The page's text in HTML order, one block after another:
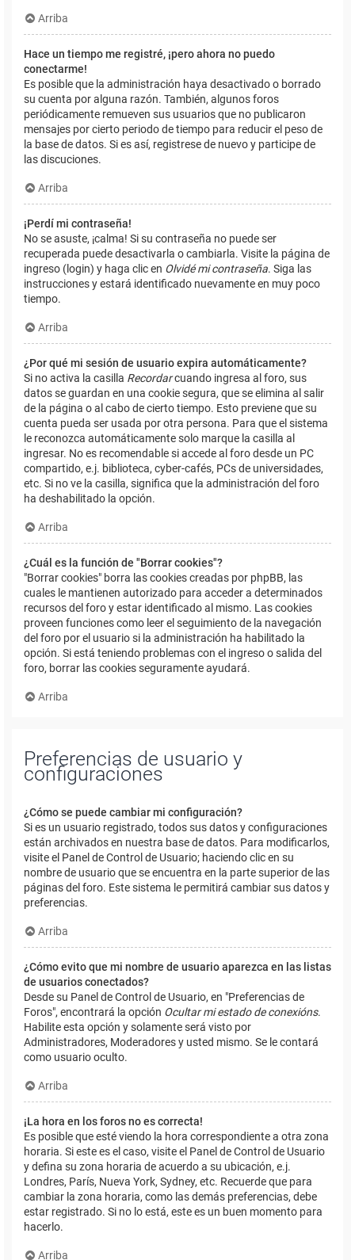
Arriba
Hace un tiempo me registré, ¡pero ahora no puedo
conectarme!
Es posible que la administración haya desactivado o borrado
su cuenta por alguna razón. También, algunos foros
periódicamente remueven sus usuarios que no publicaron
mensajes por cierto periodo de tiempo para reducir el peso de
la base de datos. Si es así, registrese de nuevo y participe de
las discuciones.
Arriba
¡Perdí mi contraseña!
No se asuste, ¡calma! Si su contraseña no puede ser
recuperada puede desactivarla o cambiarla. Visite la página de
ingreso (login) y haga clic en Olvidé mi contraseña. Siga las
instrucciones y estará identificado nuevamente en muy poco
tiempo.
Arriba
¿Por qué mi sesión de usuario expira automáticamente?
Si no activa la casilla Recordarcuando ingresa al foro, sus
datos se guardan en una cookie segura, que se elimina al salir
de la página o al cabo de cierto tiempo. Esto previene que su
cuenta pueda ser usada por otra persona. Para que el sistema
le reconozca automáticamente solo marque la casilla al
ingresar. No es recomendable si accede al foro desde un PC
compartido, e.j. biblioteca, cyber-cafés, PCs de universidades,
etc. Si no ve la casilla, significa que la administración del foro
ha deshabilitado la opción.
Arriba
¿Cuál es la función de "Borrar cookies"?
"Borrar cookies" borra las cookies creadas por phpBB, las
cuales le mantienen autorizado para acceder a determinados
recursos del foro y estar identificado al mismo. Las cookies
proveen funciones como leer el seguimiento de la navegación
del foro por el usuario si la administración ha habilitado la
opción. Si está teniendo problemas con el ingreso o salida del
foro, borrar las cookies seguramente ayudará.
Arriba
Preferencias de usuario y
configuraciones
¿Cómo se puede cambiar mi configuración?
Si es un usuario registrado, todos sus datos y configuraciones
están archivados en nuestra base de datos. Para modificarlos,
visite el Panel de Control de Usuario; haciendo clic en su
nombre de usuario que se encuentra en la parte superior de las
páginas del foro. Este sistema le permitirá cambiar sus datos y
preferencias.
Arriba
¿Cómo evito que mi nombre de usuario aparezca en las listas
de usuarios conectados?
Desde su Panel de Control de Usuario, en "Preferencias de
Foros", encontrará la opción Ocultar mi estado de conexións.
Habilite esta opción y solamente será visto por
Administradores, Moderadores y usted mismo. Se le contará
como usuario oculto.
Arriba
¡La hora en los foros no es correcta!
Es posible que esté viendo la hora correspondiente a otra zona
horaria. Si este es el caso, visite el Panel de Control de Usuario
y defina su zona horaria de acuerdo a su ubicación, e.j.
Londres, París, Nueva York, Sydney, etc. Recuerde que para
cambiar la zona horaria, como las demás preferencias, debe
estar registrado. Si no lo está, este es un buen momento para
hacerlo.
Arriba